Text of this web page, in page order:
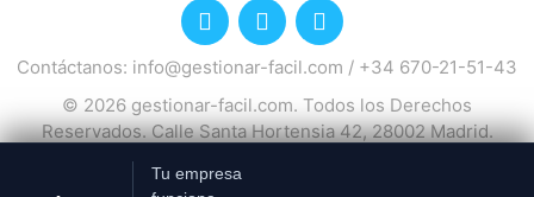
Contáctanos: info@gestionar-facil.com / +34 670-21-51-43
© 2026 gestionar-facil.com. Todos los Derechos
Reservados. Calle Santa Hortensia 42, 28002 Madrid.
Política de privacidad
Tu empresaSi continúas utilizando este